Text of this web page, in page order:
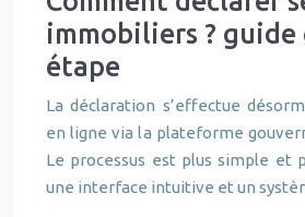
immobiliers ? guide
étape
La déclaration s’effectue
en ligne via la plateforme
Le processus est plus simple et
une interface intuitive et un